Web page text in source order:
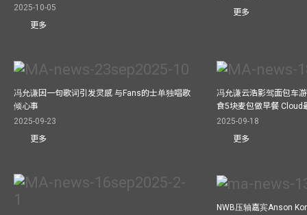
2025-10-05
更多
更多
冯允谦因一句歌词引发灵感 与Fans的士单独唱歌
倾心事
2025-09-23
更多
冯允谦云浩影驾面包车
食5块麦包做早餐 Cloud
2025-09-18
更多
NWB压轴嘉宾Anson